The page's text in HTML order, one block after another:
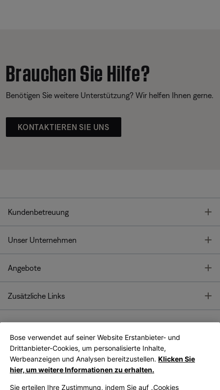
Brauchen Sie Hilfe?
Benötigen Sie weitere Unterstützung? Wir helfen Ihnen gerne.
KONTAKTIEREN SIE UNS
Kundenbetreuung
Unser Unternehmen
Angebote
Zusätzliche Links
Bose App
Bose Connect
App
Bose verwendet auf seiner Website Erstanbieter- und
Drittanbieter-Cookies, um personalisierte Inhalte,
Werbeanzeigen und Analysen bereitzustellen. Klicken Sie
hier, um weitere Informationen zu erhalten.
Sie erteilen Ihre Zustimmung, indem Sie auf „Cookies